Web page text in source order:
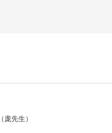
庞先生）